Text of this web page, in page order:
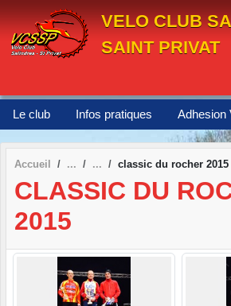
VELO CLUB
SAINT PRIVAT
Le club Infos pratiques Adhesion
Accueil classic du rocher 2015
CLASSIC DU
2015
Panneau de gestion des cookies